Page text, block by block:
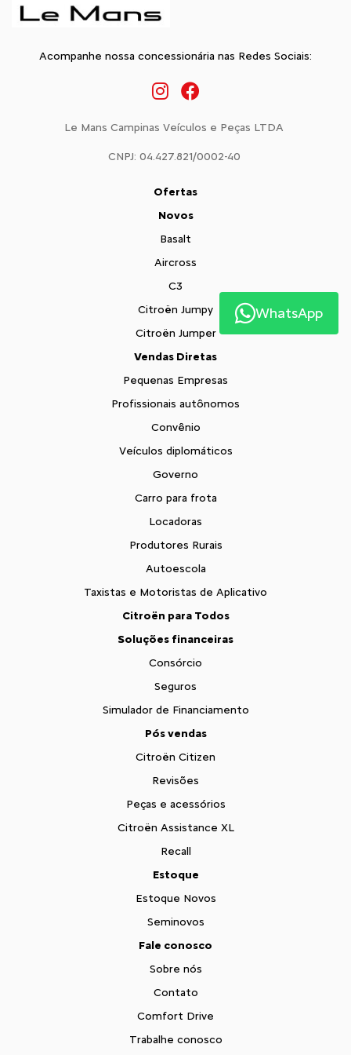
Acompanhe nossa concessionária nas Redes Sociais:
Le Mans Campinas Veículos e Peças LTDA
CNPJ: 04.427.821/0002-40
Ofertas
Novos
Basalt
Aircross
C3
Citroën Jumpy
Citroën Jumper
Vendas Diretas
Pequenas Empresas
Profissionais autônomos
Convênio
Veículos diplomáticos
Governo
Carro para frota
Locadoras
Produtores Rurais
Autoescola
Taxistas e Motoristas de Aplicativo
Citroën para Todos
Soluções financeiras
Consórcio
Seguros
Simulador de Financiamento
Pós vendas
Citroën Citizen
Revisões
Peças e acessórios
Citroën Assistance XL
Recall
Estoque
Estoque Novos
Seminovos
Fale conosco
Sobre nós
Contato
Comfort Drive
Trabalhe conosco
WhatsApp